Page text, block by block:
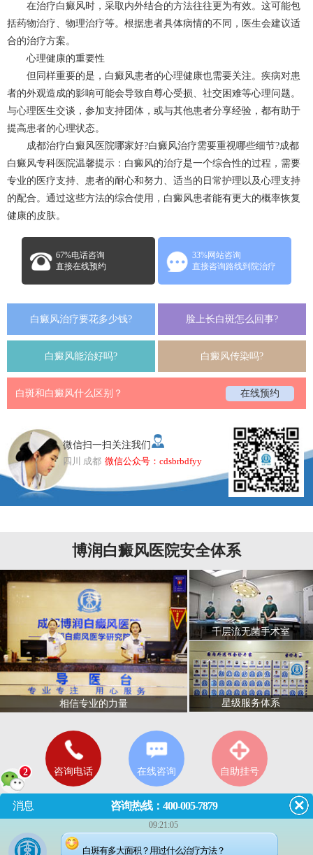
在治疗白癜风时，采取内外结合的方法往往更为有效。这可能包
括药物治疗、物理治疗等。根据患者具体病情的不同，医生会建议适
合的治疗方案。
心理健康的重要性
但同样重要的是，白癜风患者的心理健康也需要关注。疾病对患
者的外观造成的影响可能会导致自尊心受损、社交困难等心理问题。
与心理医生交谈，参加支持团体，或与其他患者分享经验，都有助于
提高患者的心理状态。
成都治疗白癜风医院哪家好?白癜风治疗需要重视哪些细节?成都
白癜风专科医院温馨提示：白癜风的治疗是一个综合性的过程，需要
专业的医疗支持、患者的耐心和努力、适当的日常护理以及心理支持
的配合。通过这些方法的综合使用，白癜风患者能有更大的概率恢复
健康的皮肤。
67%电话咨询
直接在线预约
33%网站咨询
直接咨询路线到院治疗
白癜风治疗要花多少钱? 脸上长白斑怎么回事?
白癜风能治好吗? 白癜风传染吗?
白斑和白癜风什么区别？ 在线预约
微信扫一扫关注我们
四川 成都 微信公众号：cdsbrbdfyy
博润白癜风医院安全体系
相信专业的力量
千层流无菌手术室
星级服务体系
咨询电话 在线咨询 自助挂号
门诊（节假日无休息）8:00—18:00
2
消息 咨询热线：400-005-7879
09:21:05
白斑有多大面积？用过什么治疗方法？